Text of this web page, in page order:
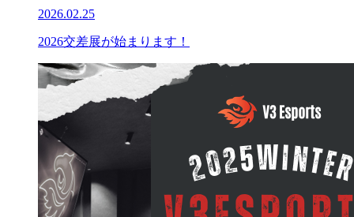
2026.02.25
2026交差展が始まります！